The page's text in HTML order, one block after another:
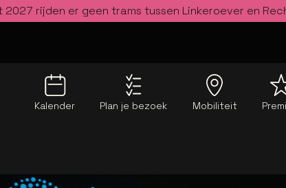
rijden er geen trams tussen Linkeroever en
Kalender Plan je bezoek Mobiliteit